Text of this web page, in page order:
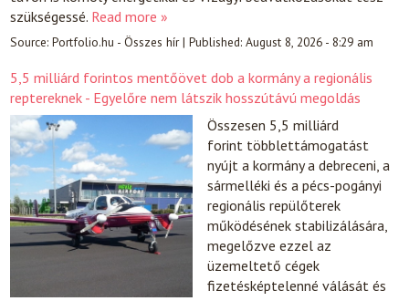
szükségessé. Read more »
Source:Portfolio.hu - Összes hír|Published:August 8, 2026 - 8:29 am
5,5 milliárd forintos mentőövet dob a kormány a regionális
reptereknek - Egyelőre nem látszik hosszútávú megoldás
Összesen 5,5 milliárd
forint többlettámogatást
nyújt a kormány a debreceni, a
sármelléki és a pécs-pogányi
regionális repülőterek
működésének stabilizálására,
megelőzve ezzel az
üzemeltető cégek
fizetésképtelenné válását és